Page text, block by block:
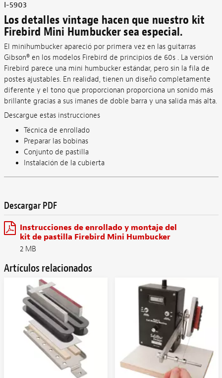
I-5903
Los detalles vintage hacen que nuestro kit
Firebird Mini Humbucker sea especial.
El minihumbucker apareció por primera vez en las guitarras
Gibson® en los modelos Firebird de principios de 60s . La versión
Firebird parece una mini humbucker estándar, pero sin la fila de
postes ajustables. En realidad, tienen un diseño completamente
diferente y el tono que proporcionan proporciona un sonido más
brillante gracias a sus imanes de doble barra y una salida más alta.
Descargue estas instrucciones
Técnica de enrollado
Preparar las bobinas
Conjunto de pastilla
Instalación de la cubierta
Descargar PDF
Instrucciones de enrollado y montaje del
kit de pastilla Firebird Mini Humbucker
2 MB
Artículos relacionados